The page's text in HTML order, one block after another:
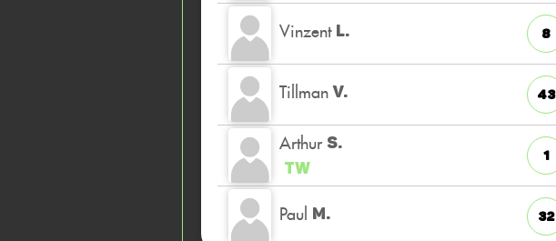
Vinzent L. 8
Tillman V. 43
Arthur S.
TW
1
Paul M. 32